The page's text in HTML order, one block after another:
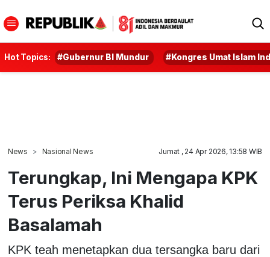
Hot Topics: #Gubernur BI Mundur #Kongres Umat Islam
News Nasional News Jumat , 24 Apr 2026, 13:58 WIB
Terungkap, Ini Mengapa KPK
Terus Periksa Khalid
Basalamah
KPK teah menetapkan dua tersangka baru dari